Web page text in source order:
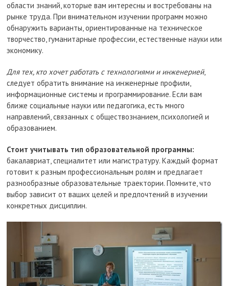
области знаний, которые вам интересны и востребованы на
рынке труда. При внимательном изучении программ можно
обнаружить варианты, ориентированные на техническое
творчество, гуманитарные профессии, естественные науки или
экономику.
Для тех, кто хочет работать с технологиями и инженерией,
следует обратить внимание на инженерные профили,
информационные системы и программирование. Если вам
ближе социальные науки или педагогика, есть много
направлений, связанных с обществознанием, психологией и
образованием.
Стоит учитывать тип образовательной программы:
бакалавриат, специалитет или магистратуру. Каждый формат
готовит к разным профессиональным ролям и предлагает
разнообразные образовательные траектории. Помните, что
выбор зависит от ваших целей и предпочтений в изучении
конкретных дисциплин.